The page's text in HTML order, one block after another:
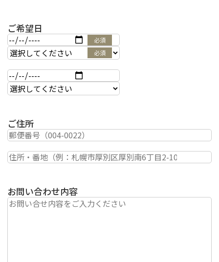
ご希望日
必須
必須
ご住所
お問い合わせ内容